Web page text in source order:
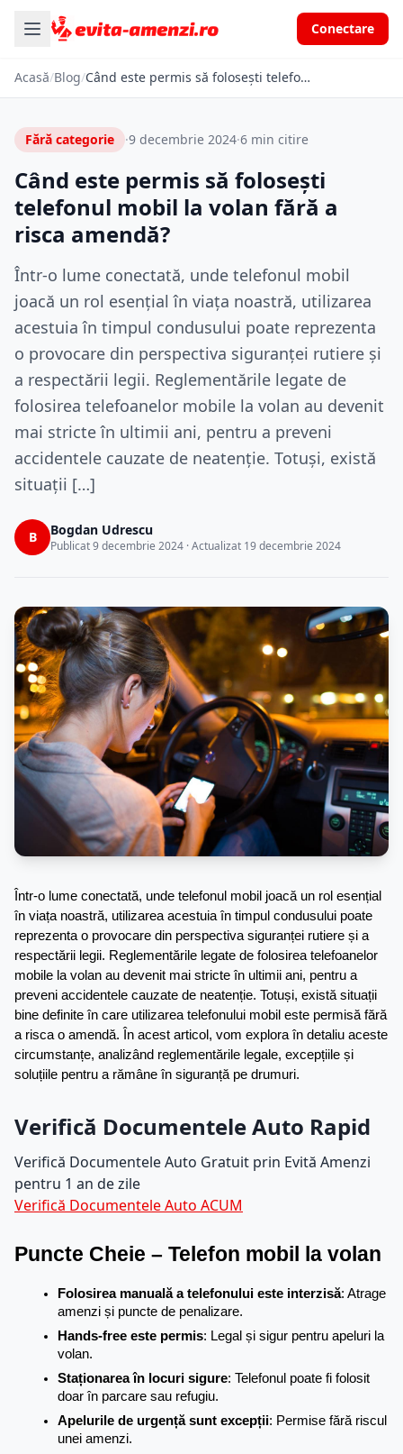
Conectare
Acasă/Blog/ Când este permis să folosești telefonul mobil la volan fără a risca amendă?
Fără categorie ·9 decembrie 2024·6 min citire
Când este permis să folosești
telefonul mobil la volan fără a
risca amendă?
Într-o lume conectată, unde telefonul mobil
joacă un rol esențial în viața noastră, utilizarea
acestuia în timpul condusului poate reprezenta
o provocare din perspectiva siguranței rutiere și
a respectării legii. Reglementările legate de
folosirea telefoanelor mobile la volan au devenit
mai stricte în ultimii ani, pentru a preveni
accidentele cauzate de neatenție. Totuși, există
situații […]
B Bogdan Udrescu
Publicat 9 decembrie 2024 · Actualizat 19 decembrie 2024
Într-o lume conectată, unde telefonul mobil joacă un rol esențial
în viața noastră, utilizarea acestuia în timpul condusului poate
reprezenta o provocare din perspectiva siguranței rutiere și a
respectării legii. Reglementările legate de folosirea telefoanelor
mobile la volan au devenit mai stricte în ultimii ani, pentru a
preveni accidentele cauzate de neatenție. Totuși, există situații
bine definite în care utilizarea telefonului mobil este permisă fără
a risca o amendă. În acest articol, vom explora în detaliu aceste
circumstanțe, analizând reglementările legale, excepțiile și
soluțiile pentru a rămâne în siguranță pe drumuri.
Verifică Documentele Auto Rapid
Verifică Documentele Auto Gratuit prin Evită Amenzi
pentru 1 an de zile
Verifică Documentele Auto ACUM
Puncte Cheie – Telefon mobil la volan
Folosirea manuală a telefonului este interzisă: Atrage
amenzi și puncte de penalizare.
Hands-free este permis: Legal și sigur pentru apeluri la
volan.
Staționarea în locuri sigure: Telefonul poate fi folosit
doar în parcare sau refugiu.
Apelurile de urgență sunt excepții: Permise fără riscul
unei amenzi.